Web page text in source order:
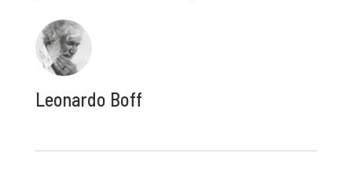
Leonardo Boff